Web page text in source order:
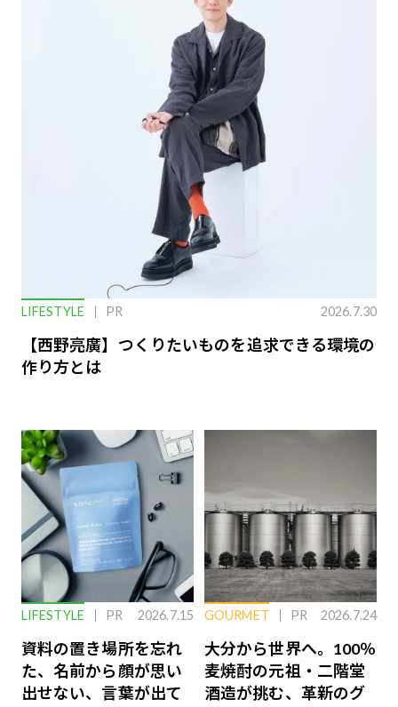
LIFESTYLE PR 2026.7.30
【西野亮廣】つくりたいものを追求できる環境の
作り方とは
LIFESTYLE PR 2026.7.15
資料の置き場所を忘れ
た、名前から顔が思い
出せない、言葉が出て
GOURMET PR 2026.7.24
大分から世界へ。100％
麦焼酎の元祖・二階堂
酒造が挑む、革新のグ